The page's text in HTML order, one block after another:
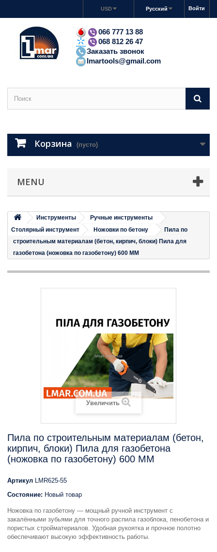
Войти
Русский
USD
066 777 13 88
068 812 26 47
Заказать звонок
lmartools@gmail.com
Корзина (пусто)
MENU
Инструменты
Ручные инструменты
Столярный инструмент
Ножовки по бетону
Пила по
строительным материалам (бетон, кирпич, блоки) Пила для
газобетона (ножовка по газобетону) 600 ММ
Увеличить
Пила по строительным материалам (бетон,
кирпич, блоки) Пила для газобетона
(ножовка по газобетону) 600 ММ
Артикул LMR625-55
Состояние: Новый товар
Ножовка по газобетону — мощный ручной инструмент с
закалёнными зубьями для точного распила газоблока, пенобетона и
пористых стройматериалов. Удобная рукоятка и прочное полотно
обеспечивают высокую эффективность работы.